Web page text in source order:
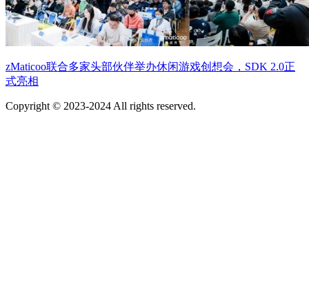
zMaticoo联合多家头部伙伴举办休闲游戏创想会，SDK 2.0正
式亮相
Copyright © 2023-2024 All rights reserved.